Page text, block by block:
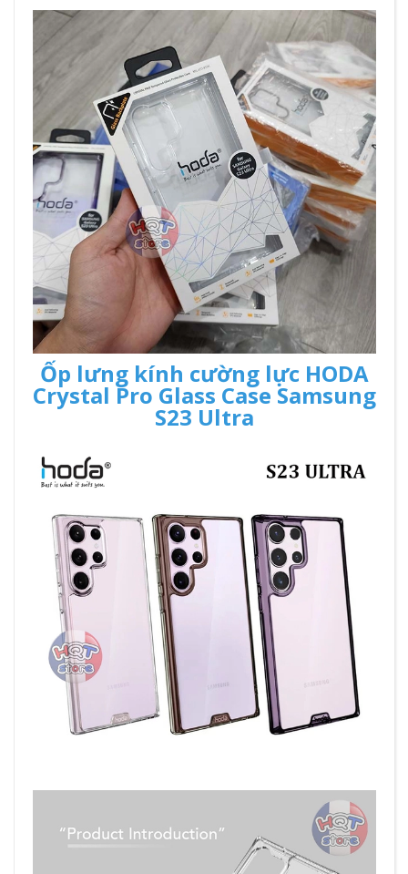
Ốp lưng kính cường lực HODA
Crystal Pro Glass Case Samsung
S23 Ultra